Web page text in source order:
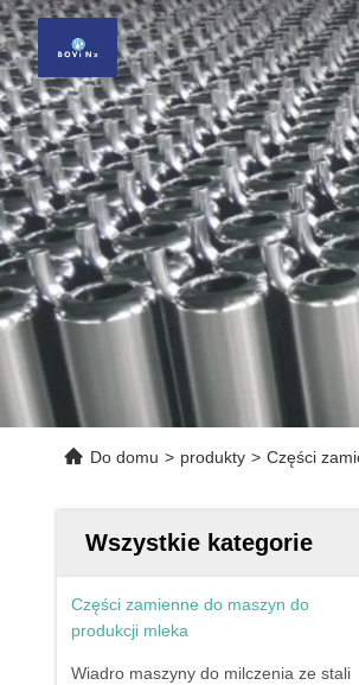
Do domu > produkty > Części
Wszystkie kategorie
Części zamienne do maszyn do
produkcji mleka
Wiadro maszyny do milczenia ze stali